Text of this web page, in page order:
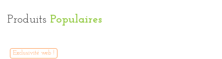
Produits Populaires
Exclusivité web !